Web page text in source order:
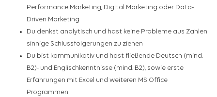
Performance Marketing, Digital Marketing oder Data-
Driven Marketing
Du denkst analytisch und hast keine Probleme aus Zahlen
sinnige Schlussfolgerungen zu ziehen
Du bist kommunikativ und hast fließende Deutsch (mind.
B2)- und Englischkenntnisse (mind. B2), sowie erste
Erfahrungen mit Excel und weiteren MS Office
Programmen